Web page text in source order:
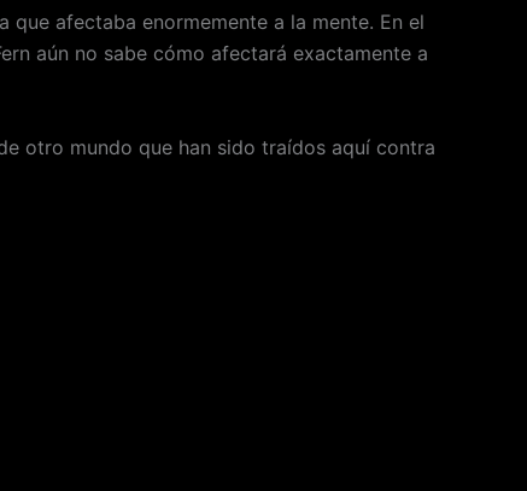
que afectaba enormemente a la mente. En el
aún no sabe cómo afectará exactamente a
otro mundo que han sido traídos aquí contra